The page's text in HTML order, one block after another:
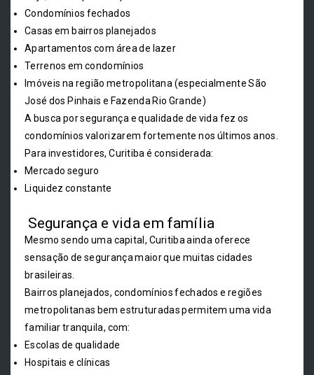
Condomínios fechados
Casas em bairros planejados
Apartamentos com área de lazer
Terrenos em condomínios
Imóveis na região metropolitana (especialmente São
José dos Pinhais e Fazenda Rio Grande)
A busca por segurança e qualidade de vida fez os
condomínios valorizarem fortemente nos últimos anos.
Para investidores, Curitiba é considerada:
Mercado seguro
Liquidez constante
Segurança e vida em família
Mesmo sendo uma capital, Curitiba ainda oferece
sensação de segurança maior que muitas cidades
brasileiras.
Bairros planejados, condomínios fechados e regiões
metropolitanas bem estruturadas permitem uma vida
familiar tranquila, com:
Escolas de qualidade
Hospitais e clínicas